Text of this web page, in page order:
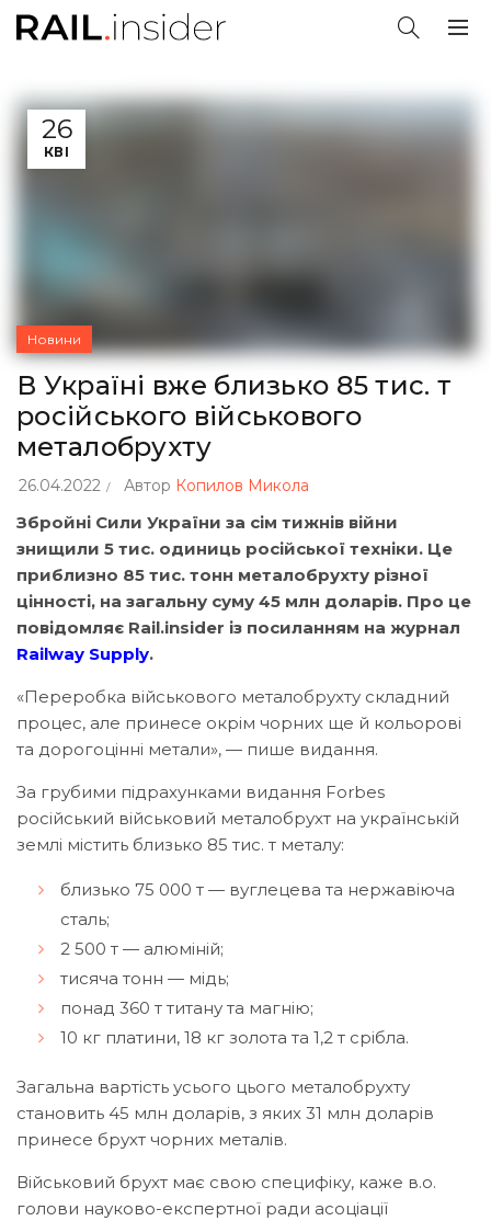
26
КВІ
Новини
В Україні вже близько 85 тис. т
російського військового
металобрухту
26.04.2022 Автор Копилов Микола
Збройні Сили України за сім тижнів війни
знищили 5 тис. одиниць російської техніки. Це
приблизно 85 тис. тонн металобрухту різної
цінності, на загальну суму 45 млн доларів. Про це
повідомляє Rail.insider із посиланням на журнал
Railway Supply.
«Переробка військового металобрухту складний
процес, але принесе окрім чорних ще й кольорові
та дорогоцінні метали», — пише видання.
За грубими підрахунками видання Forbes
російський військовий металобрухт на українській
землі містить близько 85 тис. т металу:
близько 75 000 т — вуглецева та нержавіюча
сталь;
2 500 т — алюміній;
тисяча тонн — мідь;
понад 360 т титану та магнію;
10 кг платини, 18 кг золота та 1,2 т срібла.
Загальна вартість усього цього металобрухту
становить 45 млн доларів, з яких 31 млн доларів
принесе брухт чорних металів.
Військовий брухт має свою специфіку, каже в.о.
голови науково-експертної ради асоціації